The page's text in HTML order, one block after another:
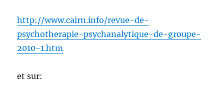
http://www.cairn.info/revue-de-
psychotherapie-psychanalytique-de-groupe-
2010-1.htm
et sur: